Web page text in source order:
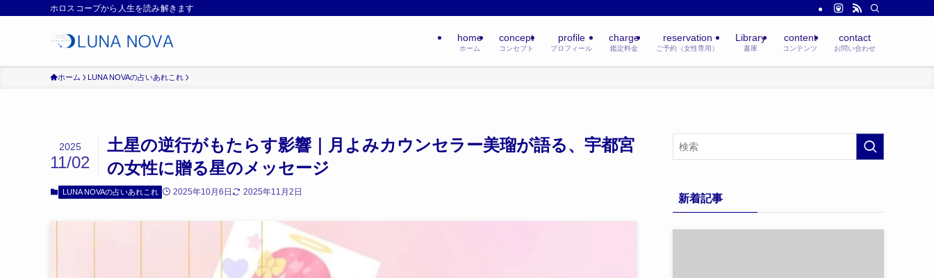
ホロスコープから人生を読み解きます
home
ホーム
concept
コンセプト
profile
プロフィール
charge
鑑定料金
reservation
ご予約（女性専用）
Library
書庫
content
コンテンツ
contact
お問い合わせ
ホーム LUNA NOVAの占いあれこれ
土星の逆行がもたらす影響｜月よみカウンセラー美瑠が語る、宇都宮
の女性に贈る星のメッセージ
2025
11/02
LUNA NOVAの占いあれこれ 2025年10月6日 2025年11月2日
新着記事